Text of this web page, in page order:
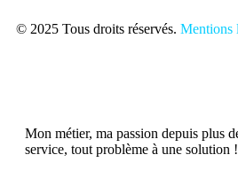
© 2025 Tous droits réservés. Mentions
Mon métier, ma passion depuis plus
service, tout problème à une solution !